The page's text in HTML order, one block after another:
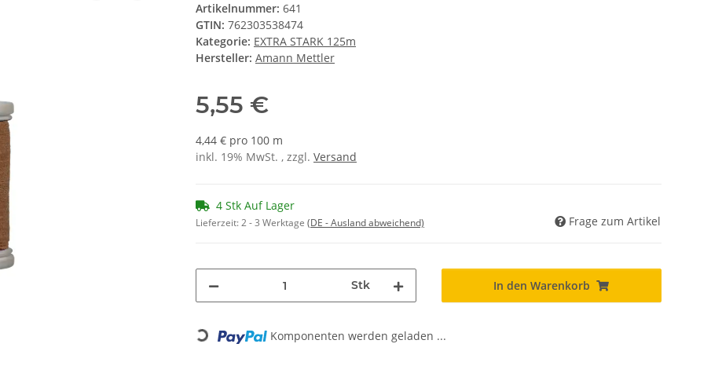
Artikelnummer: 641
GTIN: 762303538474
Kategorie: EXTRA STARK 125m
Hersteller: Amann Mettler
5,55 €
4,44 € pro 100 m
inkl. 19% MwSt. , zzgl. Versand
4 Stk Auf Lager
Lieferzeit:2 - 3 Werktage (DE - Ausland abweichend) Frage zum Artikel
Stk In den Warenkorb
Loading... Komponenten werden geladen ...